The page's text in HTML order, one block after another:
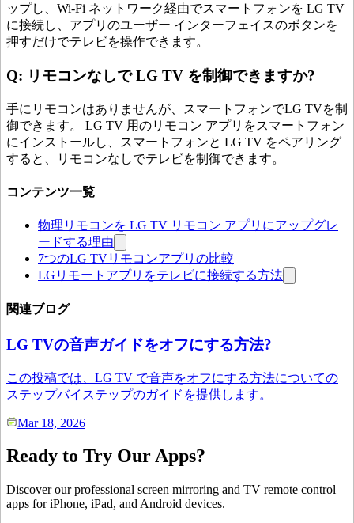
ップし、Wi-Fi ネットワーク経由でスマートフォンを LG TV
に接続し、アプリのユーザー インターフェイスのボタンを
押すだけでテレビを操作できます。
Q: リモコンなしで LG TV を制御できますか?
手にリモコンはありませんが、スマートフォンでLG TVを制
御できます。 LG TV 用のリモコン アプリをスマートフォン
にインストールし、スマートフォンと LG TV をペアリング
すると、リモコンなしでテレビを制御できます。
コンテンツ一覧
物理リモコンを LG TV リモコン アプリにアップグレ
ードする理由
7つのLG TVリモコンアプリの比較
LGリモートアプリをテレビに接続する方法
関連ブログ
LG TVの音声ガイドをオフにする方法?
この投稿では、LG TV で音声をオフにする方法についての
ステップバイステップのガイドを提供します。
Mar 18, 2026
Ready to Try Our Apps?
Discover our professional screen mirroring and TV remote control
apps for iPhone, iPad, and Android devices.